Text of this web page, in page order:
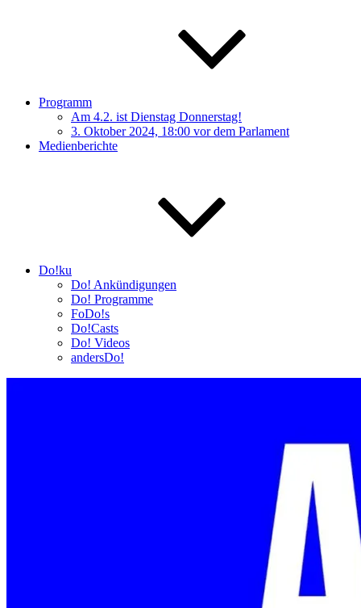
Programm
Am 4.2. ist Dienstag Donnerstag!
3. Oktober 2024, 18:00 vor dem Parlament
Medienberichte
Do!ku
Do! Ankündigungen
Do! Programme
FoDo!s
Do!Casts
Do! Videos
andersDo!